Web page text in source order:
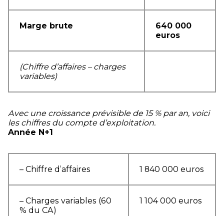
Marge brute
640 000
euros
(Chiffre d’affaires – charges
variables)
Avec une croissance prévisible de 15 % par an, voici
les chiffres du compte d’exploitation.
Année N+1
– Chiffre d’affaires 1 840 000 euros
– Charges variables (60
% du CA)
1 104 000 euros